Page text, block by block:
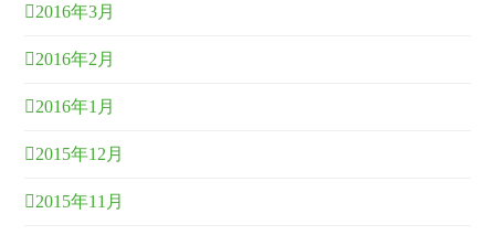
2016年3月
2016年2月
2016年1月
2015年12月
2015年11月